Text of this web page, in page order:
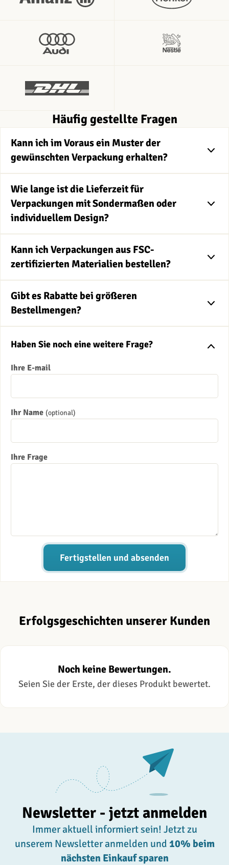
Häufig gestellte Fragen
Kann ich im Voraus ein Muster der
gewünschten Verpackung erhalten?
Wie lange ist die Lieferzeit für
Verpackungen mit Sondermaßen oder
individuellem Design?
Kann ich Verpackungen aus FSC-
zertifizierten Materialien bestellen?
Gibt es Rabatte bei größeren
Bestellmengen?
Haben Sie noch eine weitere Frage?
Ihre E-mail
Ihr Name (optional)
Ihre Frage
Fertigstellen und absenden
Erfolgsgeschichten unserer Kunden
Noch keine Bewertungen.
Seien Sie der Erste, der dieses Produkt bewertet.
Newsletter - jetzt anmelden
Immer aktuell informiert sein! Jetzt zu
unserem Newsletter anmelden und 10% beim
nächsten Einkauf sparen